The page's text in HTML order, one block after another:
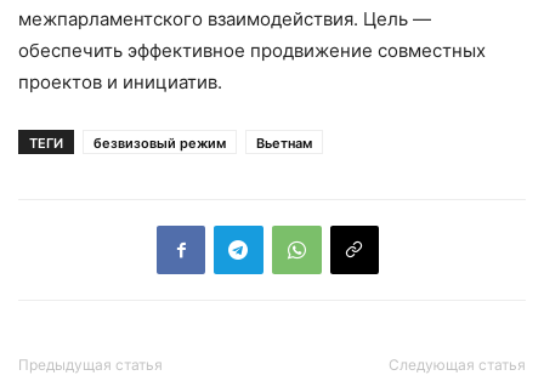
межпарламентского взаимодействия. Цель —
обеспечить эффективное продвижение совместных
проектов и инициатив.
ТЕГИ безвизовый режим Вьетнам
Предыдущая статья Следующая статья